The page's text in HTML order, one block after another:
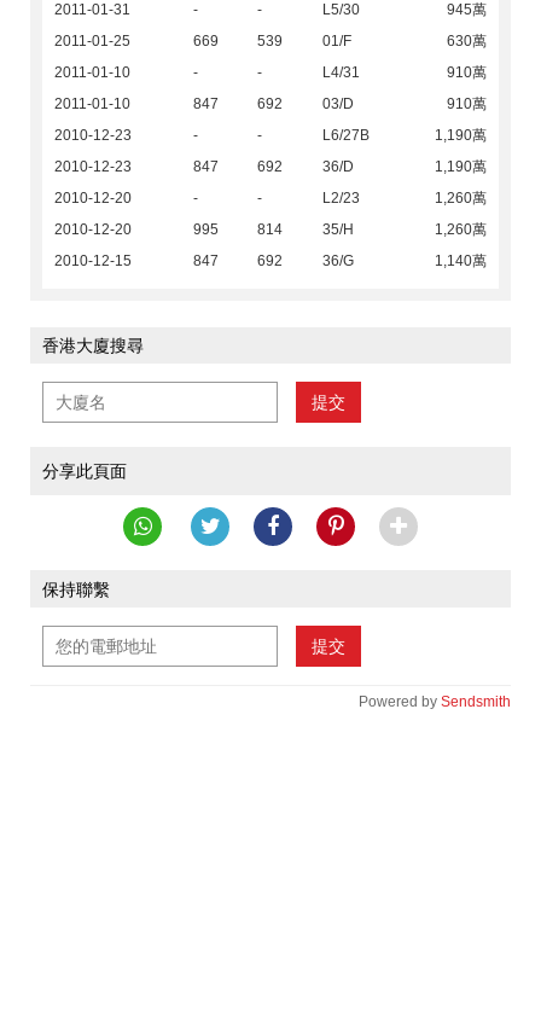
2011-01-31
- - L5/30
945萬
2011-01-25
669 539 01/F
630萬
2011-01-10
- - L4/31
910萬
2011-01-10
847 692 03/D
910萬
2010-12-23
- - L6/27B
1,190萬
2010-12-23
847 692 36/D
1,190萬
2010-12-20
- - L2/23
1,260萬
2010-12-20
995 814 35/H
1,260萬
2010-12-15
847 692 36/G 1,140萬
香港大廈搜尋
提交
分享此頁面
保持聯繫
提交
Powered by Sendsmith